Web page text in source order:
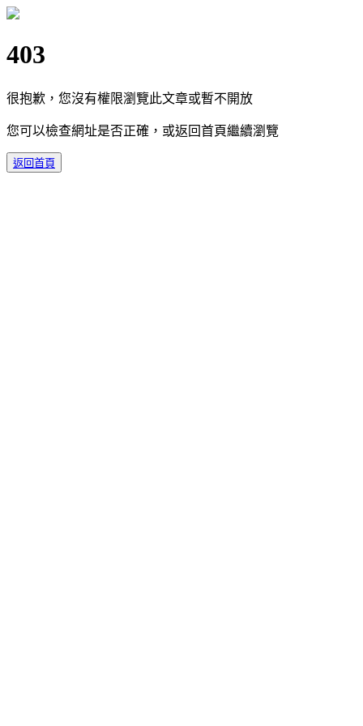
403
很抱歉，您沒有權限瀏覽此文章或暫不開放
您可以檢查網址是否正確，或返回首頁繼續瀏覽
返回首頁